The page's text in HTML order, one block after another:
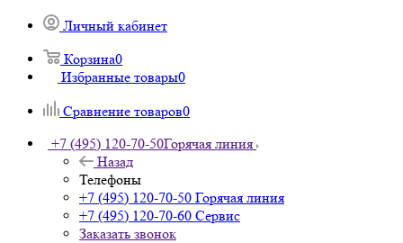
Личный кабинет
Корзина0
Избранные товары0
Сравнение товаров0
+7 (495) 120-70-50Горячая линия
Назад
Телефоны
+7 (495) 120-70-50 Горячая линия
+7 (495) 120-70-60 Сервис
Заказать звонок